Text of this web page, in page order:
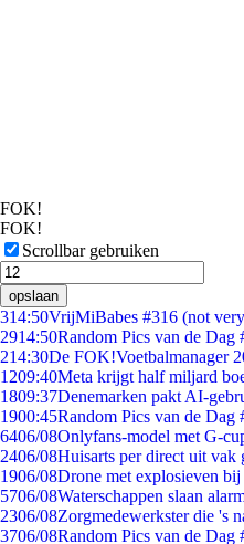
FOK!
FOK!
Scrollbar gebruiken
opslaan
314:50VrijMiBabes #316 (not
2914:50Random Pics van de Dag
214:30De FOK!Voetbalmanager
1209:40Meta krijgt half miljard
1809:37Denemarken pakt AI-
1900:45Random Pics van de Dag
6406/08Onlyfans-model met G-
2406/08Huisarts per direct uit vak
1906/08Drone met explosieven
5706/08Waterschappen slaan
2306/08Zorgmedewerkster die 's
3706/08Random Pics van de Dag